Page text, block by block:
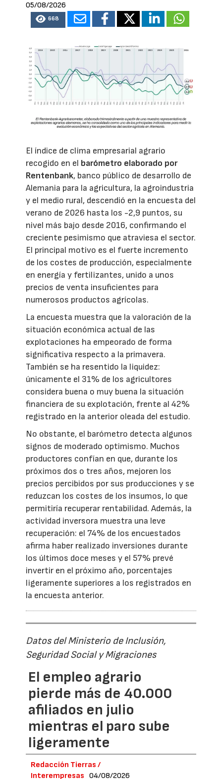
05/08/2026
668
El índice de clima empresarial agrario
recogido en el barómetro elaborado por
Rentenbank, banco público de desarrollo de
Alemania para la agricultura, la agroindustria
y el medio rural, descendió en la encuesta del
verano de 2026 hasta los -2,9 puntos, su
nivel más bajo desde 2016, confirmando el
creciente pesimismo que atraviesa el sector.
El principal motivo es el fuerte incremento
de los costes de producción, especialmente
en energía y fertilizantes, unido a unos
precios de venta insuficientes para
numerosos productos agrícolas.
La encuesta muestra que la valoración de la
situación económica actual de las
explotaciones ha empeorado de forma
significativa respecto a la primavera.
También se ha resentido la liquidez:
únicamente el 31% de los agricultores
considera buena o muy buena la situación
financiera de su explotación, frente al 42%
registrado en la anterior oleada del estudio.
No obstante, el barómetro detecta algunos
signos de moderado optimismo. Muchos
productores confían en que, durante los
próximos dos o tres años, mejoren los
precios percibidos por sus producciones y se
reduzcan los costes de los insumos, lo que
permitiría recuperar rentabilidad. Además, la
actividad inversora muestra una leve
recuperación: el 74% de los encuestados
afirma haber realizado inversiones durante
los últimos doce meses y el 57% prevé
invertir en el próximo año, porcentajes
ligeramente superiores a los registrados en
la encuesta anterior.
Datos del Ministerio de Inclusión,
Seguridad Social y Migraciones
El empleo agrario
pierde más de 40.000
afiliados en julio
mientras el paro sube
ligeramente
Redacción Tierras /
Interempresas
04/08/2026